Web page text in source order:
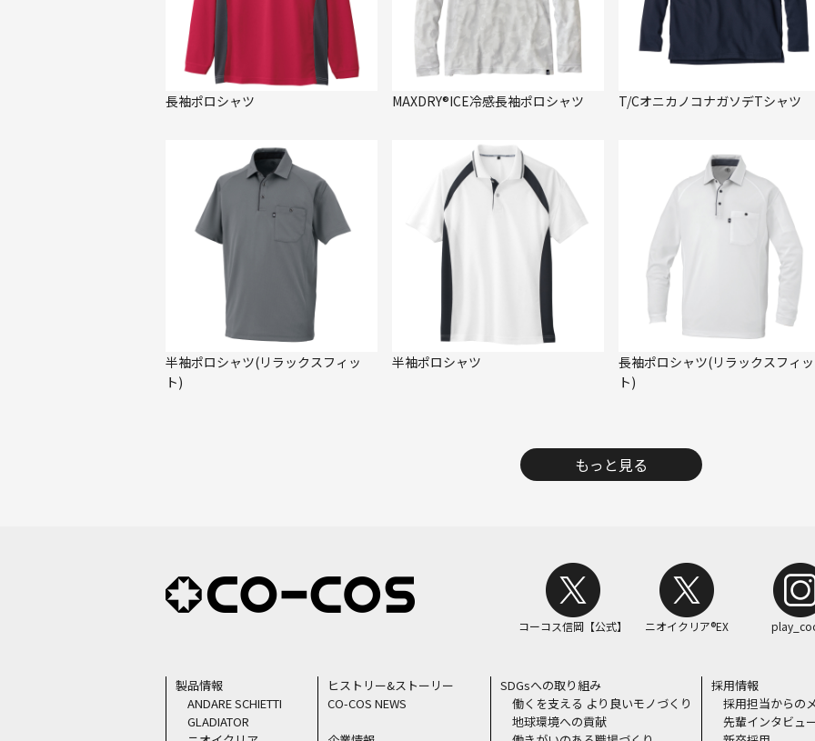
長袖ポロシャツ MAXDRY®ICE冷感長袖ポロシャツ T/CオニカノコナガソデTシャツ
半袖ポロシャツ(リラックスフィッ
ト)
半袖ポロシャツ
長袖ポロシャツ(リラックスフィッ
ト)
もっと見る
コーコス信岡【公式】 ニオイクリア®EX
製品情報
ANDARE SCHIETTI
GLADIATOR
ヒストリー&ストーリー
CO-COS NEWS
SDGsへの取り組み
働くを支える より良いモノづくり
地球環境への貢献
採用情報
採用担当からの
先輩インタビュ